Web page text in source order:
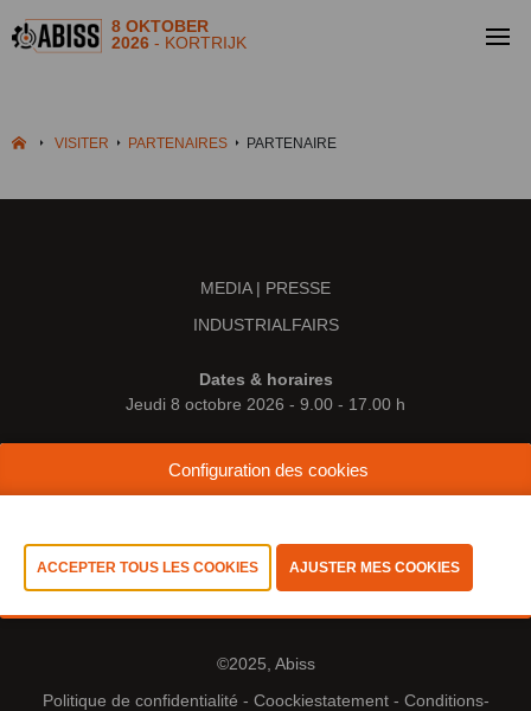
8 OKTOBER
2026- KORTRIJK
VISITER PARTENAIRES PARTENAIRE
MEDIA | PRESSE
INDUSTRIALFAIRS
Dates & horaires
Jeudi 8 octobre 2026 - 9.00 - 17.00 h
Kortrijk Xpo
©2025, Abiss
Politique de confidentialité - Coockiestatement- Conditions-
Configuration des cookies